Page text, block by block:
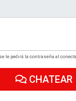
le pedirá la contraseña al
CHATEAR